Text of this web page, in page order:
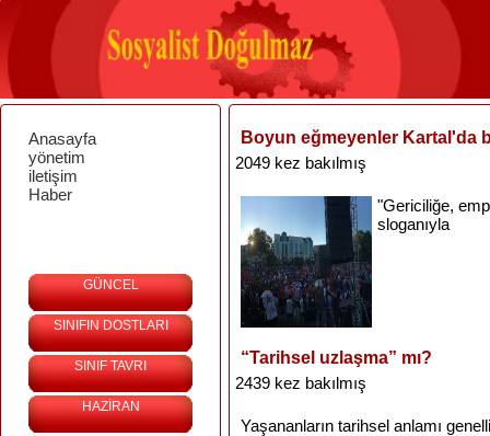
Anasayfa
yönetim
iletişim
Haber
GÜNCEL
SINIFIN DOSTLARI
SINIF TAVRI
HAZİRAN
Boyun eğmeyenler Kartal'da
2049 kez bakılmış
"Gericiliğe,
sloganıyla
“Tarihsel uzlaşma” mı?
2439 kez bakılmış
Yaşananların tarihsel anlamı